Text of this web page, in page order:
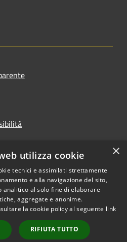
Copyright © 2026 • Comune di
Monserrato • Powered by
Municipium•Accesso
redazione
×
utilizza cookie
tecnici e assimilati strettamente
e alla navigazione del sito,
analitico al solo fine di elaborare
aggregate e anonime.
la cookie policy al seguente link
RIFIUTA TUTTO